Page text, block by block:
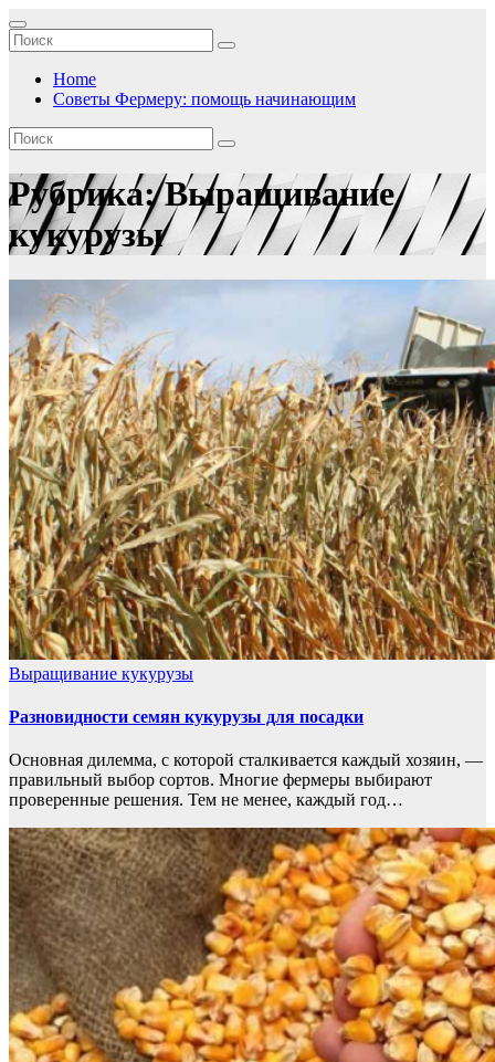
Перейти
к
содержимому
Home
Советы Фермеру: помощь начинающим
Рубрика:Выращивание
кукурузы
Выращивание кукурузы
Разновидности семян кукурузы для посадки
Основная дилемма, с которой сталкивается каждый хозяин, —
правильный выбор сортов. Многие фермеры выбирают
проверенные решения. Тем не менее, каждый год…